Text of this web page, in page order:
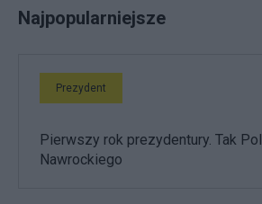
Najpopularniejsze
Prezydent
Pierwszy rok prezydentury. Tak
Nawrockiego